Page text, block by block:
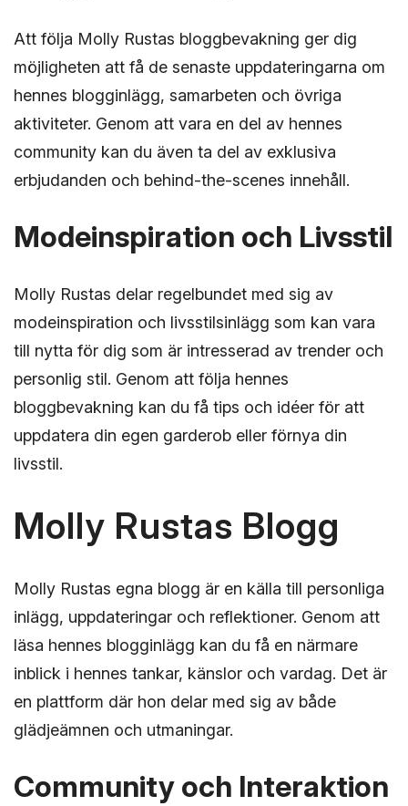
Att följa Molly Rustas bloggbevakning ger dig
möjligheten att få de senaste uppdateringarna om
hennes blogginlägg, samarbeten och övriga
aktiviteter. Genom att vara en del av hennes
community kan du även ta del av exklusiva
erbjudanden och behind-the-scenes innehåll.
Modeinspiration och Livsstil
Molly Rustas delar regelbundet med sig av
modeinspiration och livsstilsinlägg som kan vara
till nytta för dig som är intresserad av trender och
personlig stil. Genom att följa hennes
bloggbevakning kan du få tips och idéer för att
uppdatera din egen garderob eller förnya din
livsstil.
Molly Rustas Blogg
Molly Rustas egna blogg är en källa till personliga
inlägg, uppdateringar och reflektioner. Genom att
läsa hennes blogginlägg kan du få en närmare
inblick i hennes tankar, känslor och vardag. Det är
en plattform där hon delar med sig av både
glädjeämnen och utmaningar.
Community och Interaktion